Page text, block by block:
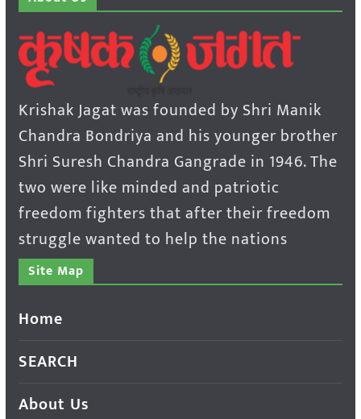
Krishak Jagat was founded by Shri Manik
Chandra Bondriya and his younger brother
Shri Suresh Chandra Gangrade in 1946. The
two were like minded and patriotic
freedom fighters that after their freedom
struggle wanted to help the nations
Site Map
Home
SEARCH
About Us